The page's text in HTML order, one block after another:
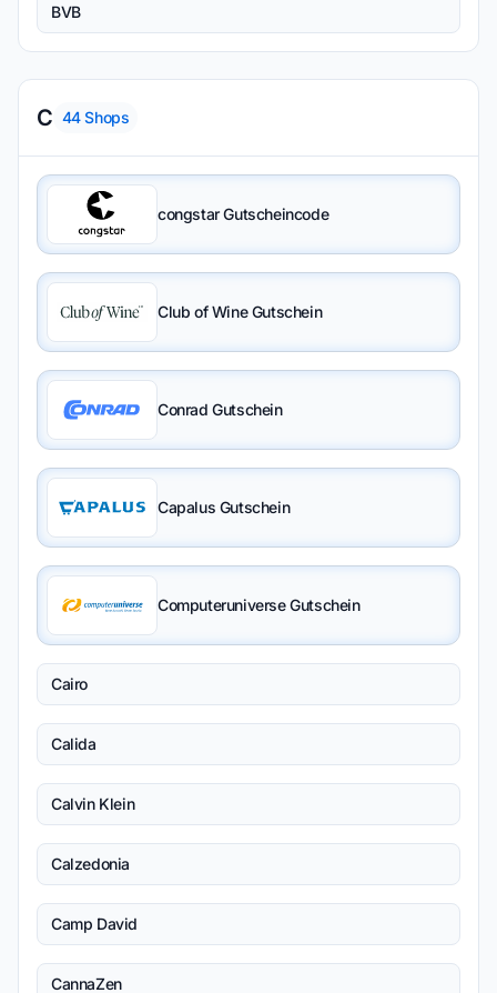
BVB
C 44Shops
congstar Gutscheincode
Club of Wine Gutschein
Conrad Gutschein
Capalus Gutschein
Computeruniverse Gutschein
Cairo
Calida
Calvin Klein
Calzedonia
Camp David
CannaZen